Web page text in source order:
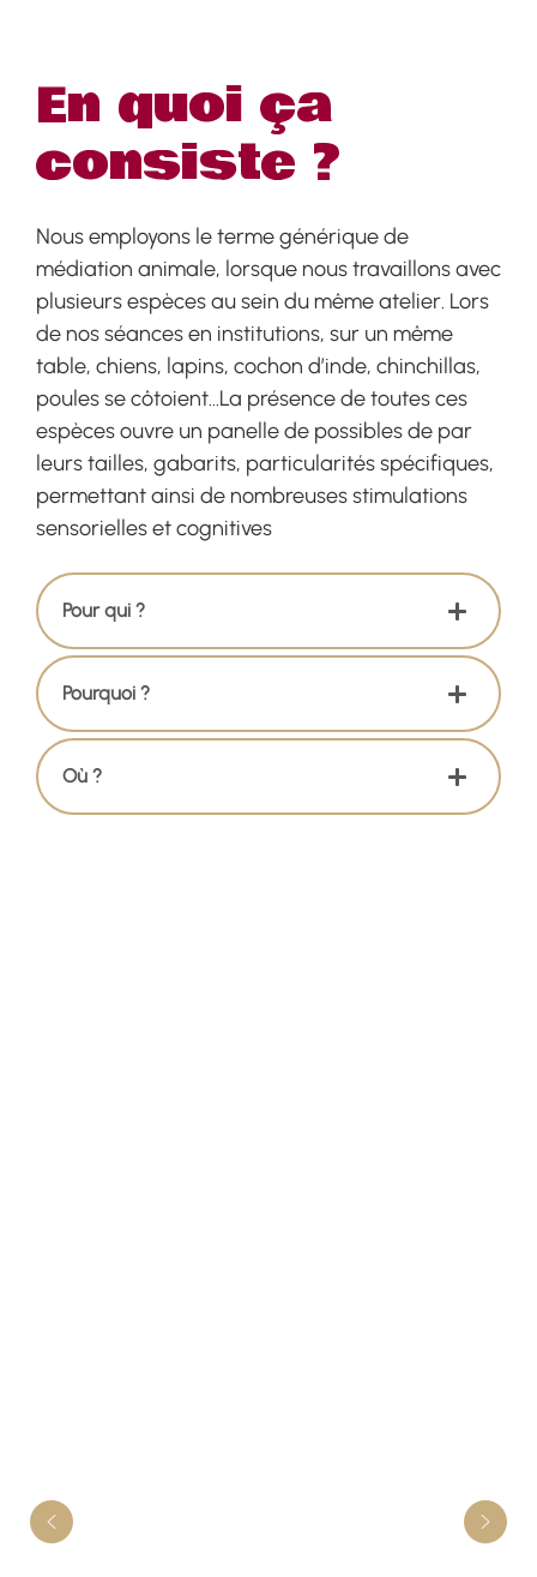
En quoi ça
consiste ?
Nous employons le terme générique de
médiation animale, lorsque nous travaillons avec
plusieurs espèces au sein du même atelier. Lors
de nos séances en institutions, sur un même
table, chiens, lapins, cochon d’inde, chinchillas,
poules se côtoient…La présence de toutes ces
espèces ouvre un panelle de possibles de par
leurs tailles, gabarits, particularités spécifiques,
permettant ainsi de nombreuses stimulations
sensorielles et cognitives
Pour qui ?
Pourquoi ?
Où ?